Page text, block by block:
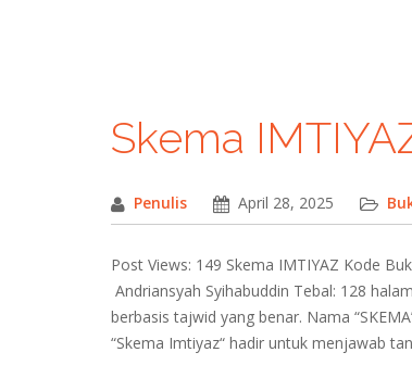
Skema
Penulis April 28, 2025
Post Views: 149 Skema IMTIYAZ Kode
Andriansyah Syihabuddin Tebal: 128
berbasis tajwid yang benar. Nama
“Skema Imtiyaz“ hadir untuk menjawab